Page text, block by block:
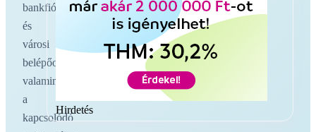
bankfiókokat
és
városi
belépőoldalakat,
valamint
a
kapcsolódó
Hirdetés